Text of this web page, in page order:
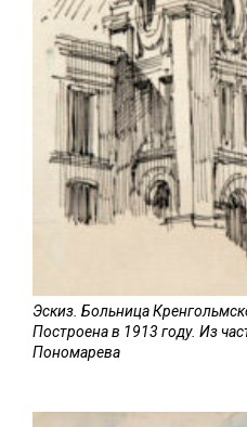
Эскиз. Больница
Построена в 1913 году. Из
Пономарева